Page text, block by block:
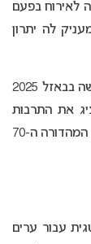
לאירוח בפעם
לה יתרון
השנה, לראשונה, נבחנת אפשרות לקיים אירועי צפייה המוניים באצטדיון ארנסט האפל – בדומה למה שנעשה בבאזל 2025
את התרבות
המקומית, לשלב טכנולוגיות חדשות ולהציב רף חדש לאירוח אירועי ענק. מעניין לציין כי אירוויזיון 2026 יהיה המהדורה ה-70
עבור ערים